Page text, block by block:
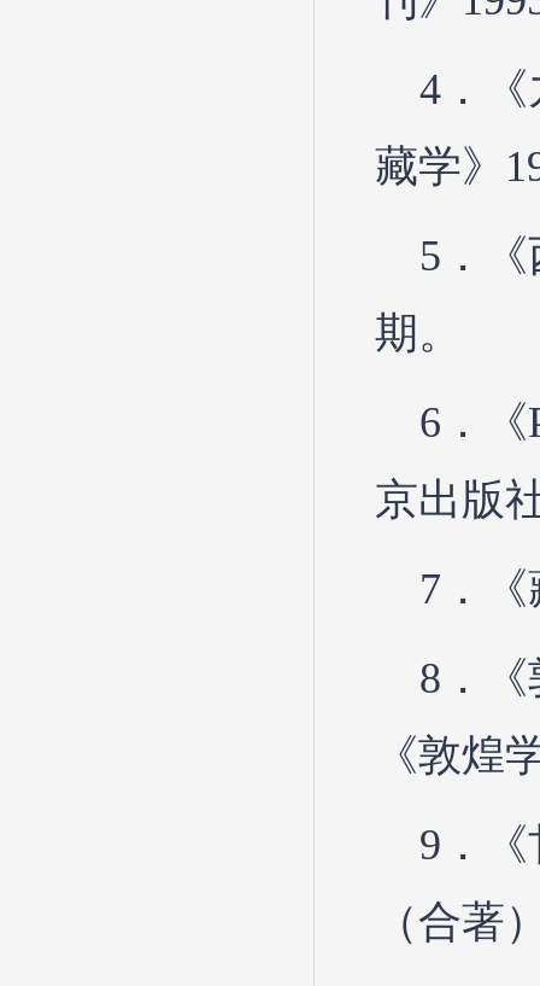
4．
藏学》
5．
期。
6．
京出版
7．
8．
《敦煌
9．
（合著